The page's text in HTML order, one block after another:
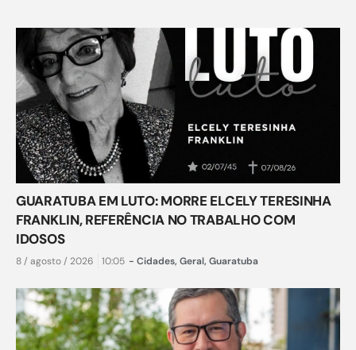
GUARATUBA EM LUTO: MORRE ELCELY TERESINHA
FRANKLIN, REFERÊNCIA NO TRABALHO COM
IDOSOS
8 / agosto / 2026 10:05 - Cidades, Geral, Guaratuba